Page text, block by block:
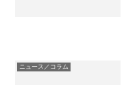
ニュース／コラム